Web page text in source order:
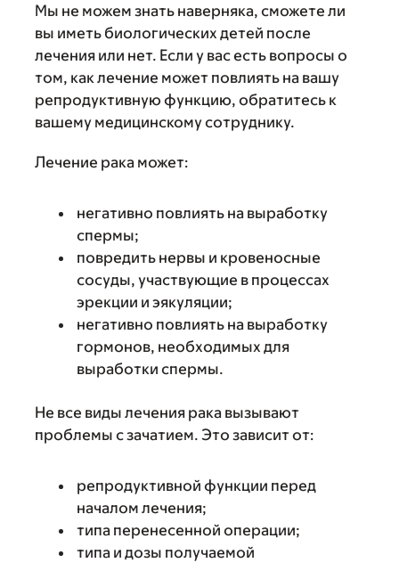
Мы не можем знать наверняка, сможете ли
вы иметь биологических детей после
лечения или нет. Если у вас есть вопросы о
том, как лечение может повлиять на вашу
репродуктивную функцию, обратитесь к
вашему медицинскому сотруднику.
Лечение рака может:
негативно повлиять на выработку
спермы;
повредить нервы и кровеносные
сосуды, участвующие в процессах
эрекции и эякуляции;
негативно повлиять на выработку
гормонов, необходимых для
выработки спермы.
Не все виды лечения рака вызывают
проблемы с зачатием. Это зависит от:
репродуктивной функции перед
началом лечения;
типа перенесенной операции;
типа и дозы получаемой